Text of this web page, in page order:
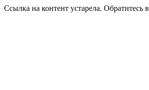
Ссылка на контент устарела. Обратитесь